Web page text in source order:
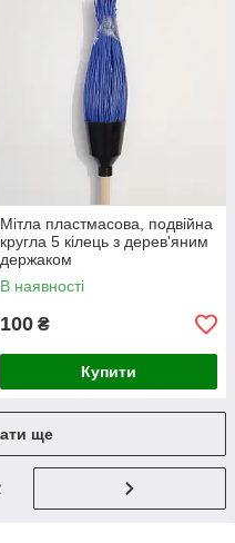
Мітла пластмасова, подвійна
кругла 5 кілець з дерев'яним
держаком
В наявності
100 ₴
Купити
ще